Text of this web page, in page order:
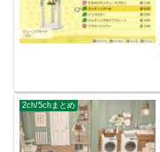
2ch/5chまとめ